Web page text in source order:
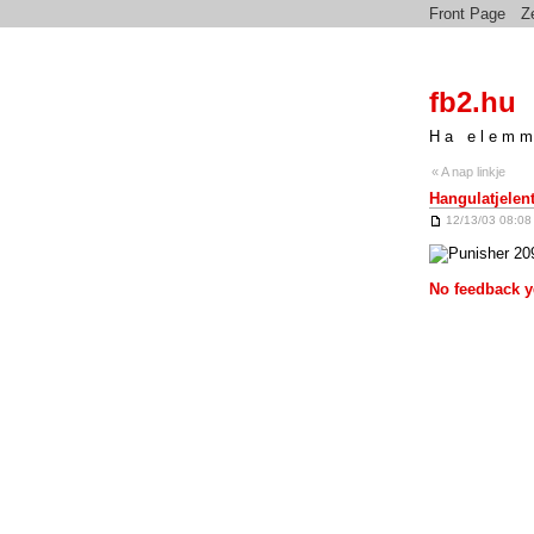
Front Page
fb2.hu
Ha
« A nap linkje
12/13/03 08:08
No feedback